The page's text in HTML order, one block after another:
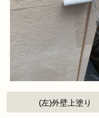
(左)外壁上塗り